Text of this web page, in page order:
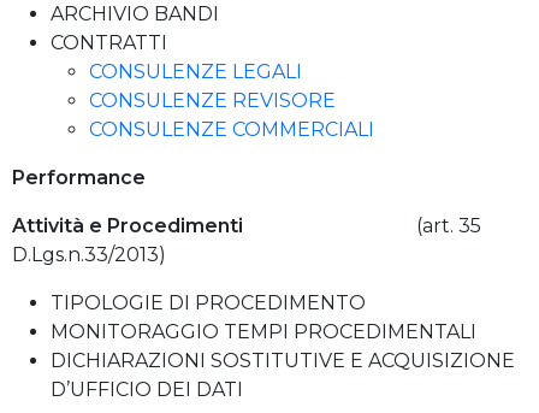
ARCHIVIO BANDI
CONTRATTI
CONSULENZE LEGALI
CONSULENZE REVISORE
CONSULENZE COMMERCIALI
Performance
Attività e Procedimenti (art. 35
D.Lgs.n.33/2013)
TIPOLOGIE DI PROCEDIMENTO
MONITORAGGIO TEMPI PROCEDIMENTALI
DICHIARAZIONI SOSTITUTIVE E ACQUISIZIONE
D’UFFICIO DEI DATI